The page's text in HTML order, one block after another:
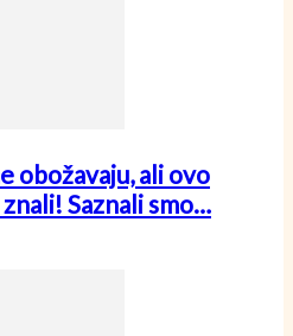
obožavaju, ali ovo
Saznali smo…